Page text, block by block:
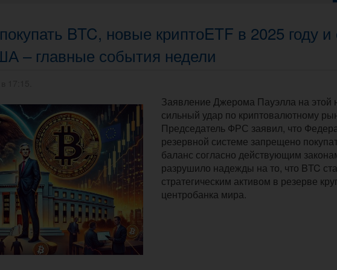
BTC, новые криптоETF в 2025 году
– главные события недели
Заявление Джерома Пауэлла на этой
сильный удар по криптовалютному
Председатель ФРС заявил, что
резервной системе запрещено
баланс согласно действующим
разрушило надежды на то, что BTC
стратегическим активом в резерве
центробанка мира.